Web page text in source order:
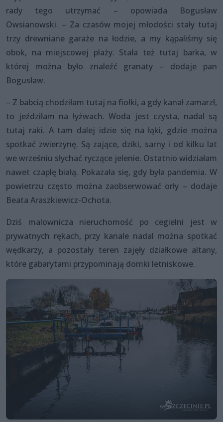
rady tego utrzymać – opowiada Bogusław
Owsianowski. – Za czasów mojej młodości stały tutaj
trzy drewniane garaże na łodzie, a my kąpaliśmy się
obok, na miejscowej plaży. Stała też tutaj barka, w
której można było znaleźć granaty – dodaje pan
Bogusław.
– Z babcią chodziłam tutaj na fiołki, a gdy kanał zamarzł,
to jeździłam na łyżwach. Woda jest czysta, nadal są
tutaj raki. A tam dalej idzie się na łąki, gdzie można
spotkać zwierzynę. Są zające, dziki, sarny i od kilku lat
we wrześniu słychać ryczące jelenie. Ostatnio widziałam
nawet czaplę białą. Pokazała się, gdy była pandemia. W
powietrzu często można zaobserwować orły – dodaje
Beata Araszkiewicz-Ochota.
Dziś malownicza nieruchomość po cegielni jest w
prywatnych rękach, przy kanale nadal można spotkać
wędkarzy, a pozostały teren zajęły działkowe altany,
które gabarytami przypominają domki letniskowe.